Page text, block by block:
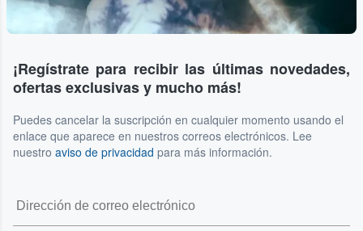
¡Regístrate para recibir las últimas novedades,
ofertas exclusivas y mucho más!
Puedes cancelar la suscripción en cualquier momento usando el
enlace que aparece en nuestros correos electrónicos. Lee
nuestro aviso de privacidad para más información.